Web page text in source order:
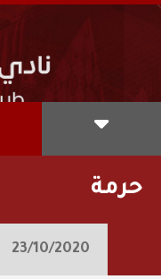
حرمة
23/10/2020